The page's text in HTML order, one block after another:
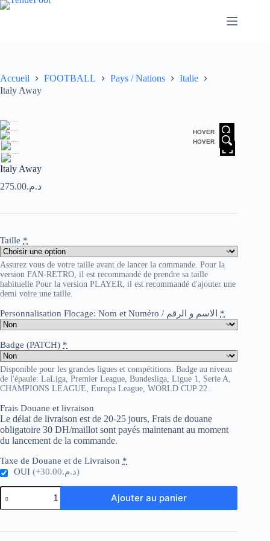
Passer
Accueil FOOTBALL Pays / Nations
Italie
Italy Away
HOVER
HOVER
Italy Away
د.م.275.00
Taille *
Assurez vous de votre taille avant de lancer la commande. Pour la
version FAN-RETRO, il est recommandé de prendre sa taille
habituelle Pour la version PLAYER, il est recommandé d'ajouter une
demi voire une taille.
Personnalisation Flocage: Nom et Numéro / الاسم و الرقم *
Badge (PATCH) *
Disponible pour les grandes ligues et compétitions. Badge au niveau
de l'épaule: LaLiga, Premier League, Bundesliga, Ligue 1, Serie A,
CHAMPIONS LEAGUE, Europa League, WORLD CUP 22..
Frais Douane et livraison
Le délai de livraison est de 20-25 jours, Frais de douane
obligatoire 30 DH/maillot sont payés maintenant au moment
du lancement de la commande.
Taxe de Douane et de Livraison *
OUI
(+د.م.30.00)
quantité
de
Italy
Ajouter au panier